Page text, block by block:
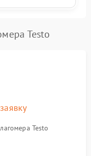
Testo
Testo